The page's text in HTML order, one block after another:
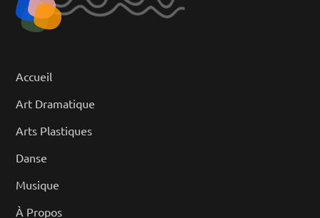
Accueil
Art Dramatique
Arts Plastiques
Danse
Musique
À Propos